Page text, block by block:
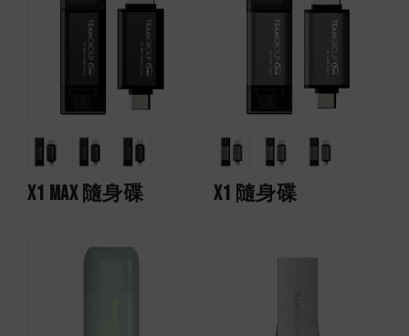
X1 MAX 隨身碟 X1 隨身碟